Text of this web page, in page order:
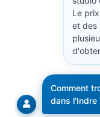
Le
et des
Comment
dans l'Indre